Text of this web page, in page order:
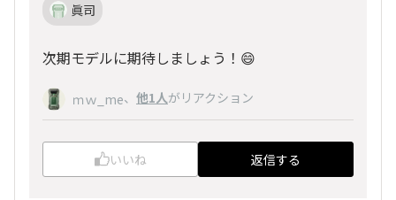
眞司
次期モデルに期待しましょう！😄
ｍｗ_me、 他1人がリアクション
いいね 返信する